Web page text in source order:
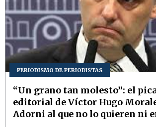
PERIODISMO DE PERIODISTAS
“Un grano tan molesto”: el
editorial de Víctor Hugo
Adorni al que no lo quieren ni